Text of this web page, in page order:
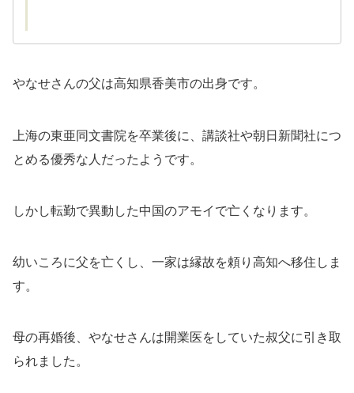
やなせさんの父は高知県香美市の出身です。
上海の東亜同文書院を卒業後に、講談社や朝日新聞社につ
とめる優秀な人だったようです。
しかし転勤で異動した中国のアモイで亡くなります。
幼いころに父を亡くし、一家は縁故を頼り高知へ移住しま
す。
母の再婚後、やなせさんは開業医をしていた叔父に引き取
られました。